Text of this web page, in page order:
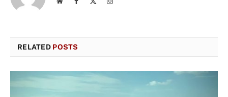
RELATED POSTS